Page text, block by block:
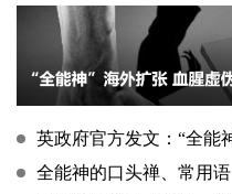
全能神的口头禅、常用语